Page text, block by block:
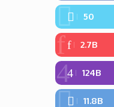
50
2.7B
124B
11.8B